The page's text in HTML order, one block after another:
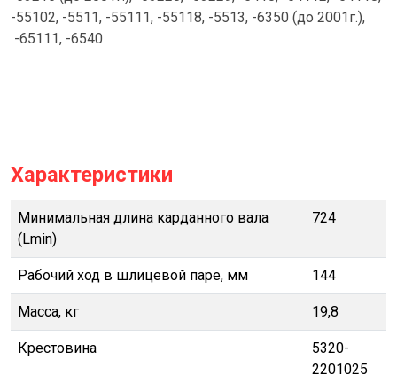
-55102, -5511, -55111, -55118, -5513, -6350 (до 2001г.),
-65111, -6540
Характеристики
Минимальная длина карданного вала
(Lmin)
724
Рабочий ход в шлицевой паре, мм 144
Масса, кг 19,8
Крестовина
5320-
2201025